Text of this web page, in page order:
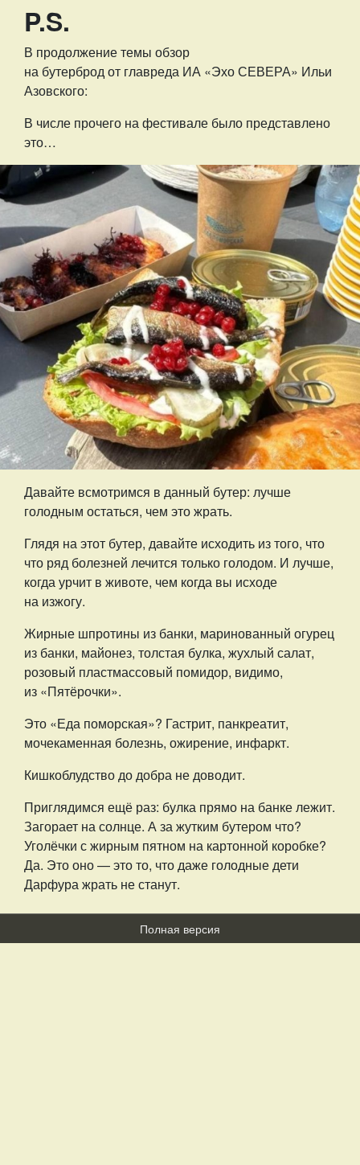
P.S.
В продолжение темы обзор
на бутерброд от главреда ИА «Эхо СЕВЕРА» Ильи
Азовского:
В числе прочего на фестивале было представлено
это…
Давайте всмотримся в данный бутер: лучше
голодным остаться, чем это жрать.
Глядя на этот бутер, давайте исходить из того, что
что ряд болезней лечится только голодом. И лучше,
когда урчит в животе, чем когда вы исходе
на изжогу.
Жирные шпротины из банки, маринованный огурец
из банки, майонез, толстая булка, жухлый салат,
розовый пластмассовый помидор, видимо,
из «Пятёрочки».
Это «Еда поморская»? Гастрит, панкреатит,
мочекаменная болезнь, ожирение, инфаркт.
Кишкоблудство до добра не доводит.
Приглядимся ещё раз: булка прямо на банке лежит.
Загорает на солнце. А за жутким бутером что?
Уголёчки с жирным пятном на картонной коробке?
Да. Это оно — это то, что даже голодные дети
Дарфура жрать не станут.
Полная версия